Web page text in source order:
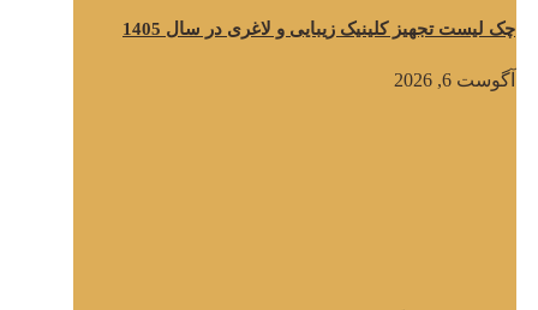
چک لیست تجهیز کلینیک زیبایی و لاغری در سال 1405
آگوست 6, 2026